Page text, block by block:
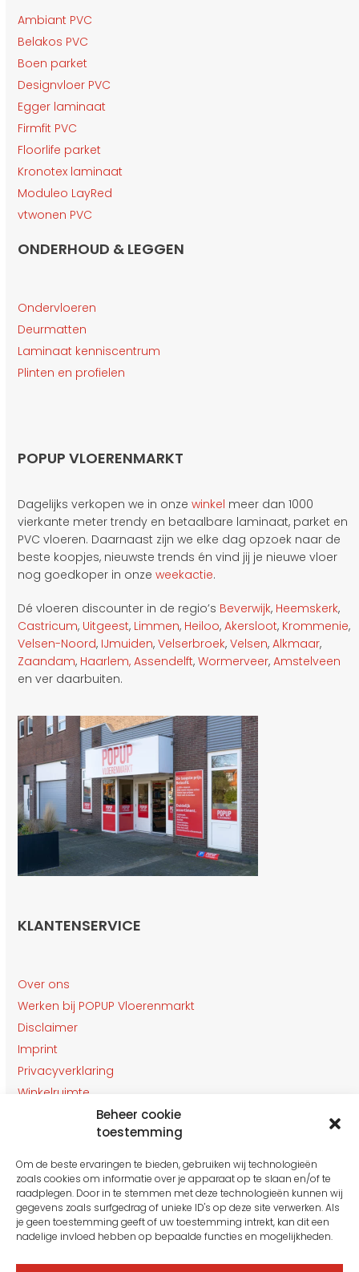
Beheer cookie
toestemming
Om de beste ervaringen te bieden, gebruiken wij technologieën
zoals cookies om informatie over je apparaat op te slaan en/of te
raadplegen. Door in te stemmen met deze technologieën kunnen wij
gegevens zoals surfgedrag of unieke ID's op deze site verwerken. Als
je geen toestemming geeft of uw toestemming intrekt, kan dit een
nadelige invloed hebben op bepaalde functies en mogelijkheden.
Ambiant PVC
Belakos PVC
Boen parket
Designvloer PVC
Egger laminaat
Firmfit PVC
Floorlife parket
Kronotex laminaat
Moduleo LayRed
vtwonen PVC
ONDERHOUD & LEGGEN
Ondervloeren
Deurmatten
Laminaat kenniscentrum
Plinten en profielen
POPUP VLOERENMARKT
Dagelijks verkopen we in onzewinkel meer dan 1000
vierkante meter trendy en betaalbare laminaat, parket en
PVC vloeren. Daarnaast zijn we elke dag opzoek naar de
beste koopjes, nieuwste trends én vind jij je nieuwe vloer
nog goedkoper in onzeweekactie.
Dé vloeren discounter in de regio’s Beverwijk, Heemskerk,
Castricum, Uitgeest, Limmen, Heiloo,Akersloot, Krommenie,
Velsen-Noord, IJmuiden,Velserbroek,Velsen,Alkmaar,
Zaandam, Haarlem, Assendelft,Wormerveer,Amstelveen
en ver daarbuiten.
KLANTENSERVICE
Over ons
Werken bij POPUP Vloerenmarkt
Disclaimer
Imprint
Privacyverklaring
Winkelruimte
Klantenservice
OPENINGSTIJDEN
Gesloten van 27 t/m 31 Juli
Maandag: 10:00 tot 16:00
Dinsdag: 10:00 tot 16.00